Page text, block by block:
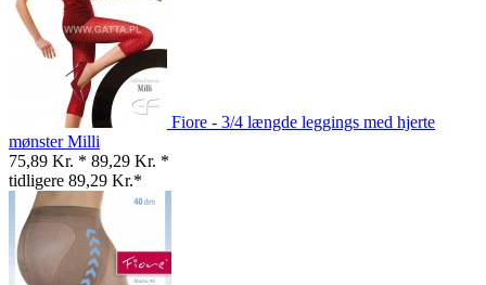
Fiore - 3/4 længde leggings med hjerte
mønster Milli
75,89 Kr. * 89,29 Kr. *
tidligere 89,29 Kr.*